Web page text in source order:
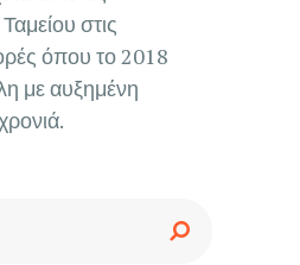
στις
όπου το 2018
με αυξημένη